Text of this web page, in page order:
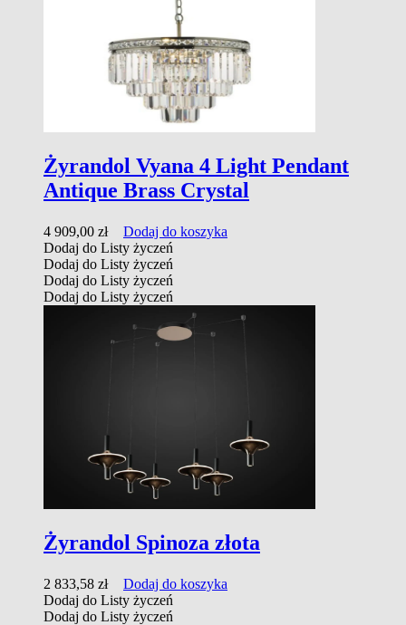
Żyrandol Vyana 4 Light Pendant
Antique Brass Crystal
4 909,00 zł
Dodaj do koszyka
Dodaj do Listy życzeń
Dodaj do Listy życzeń
Dodaj do Listy życzeń
Dodaj do Listy życzeń
Żyrandol Spinoza złota
2 833,58 zł
Dodaj do koszyka
Dodaj do Listy życzeń
Dodaj do Listy życzeń